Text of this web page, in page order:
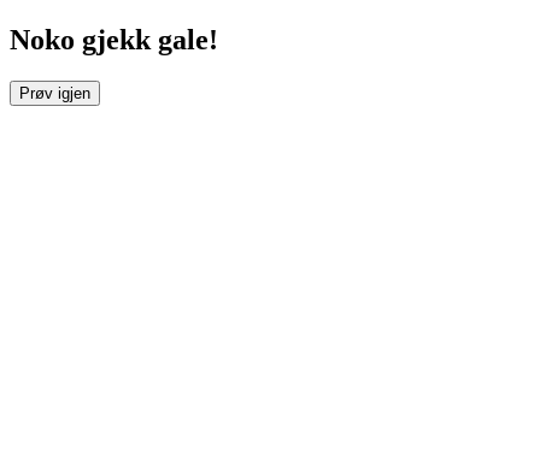
Noko gjekk gale!
Prøv igjen